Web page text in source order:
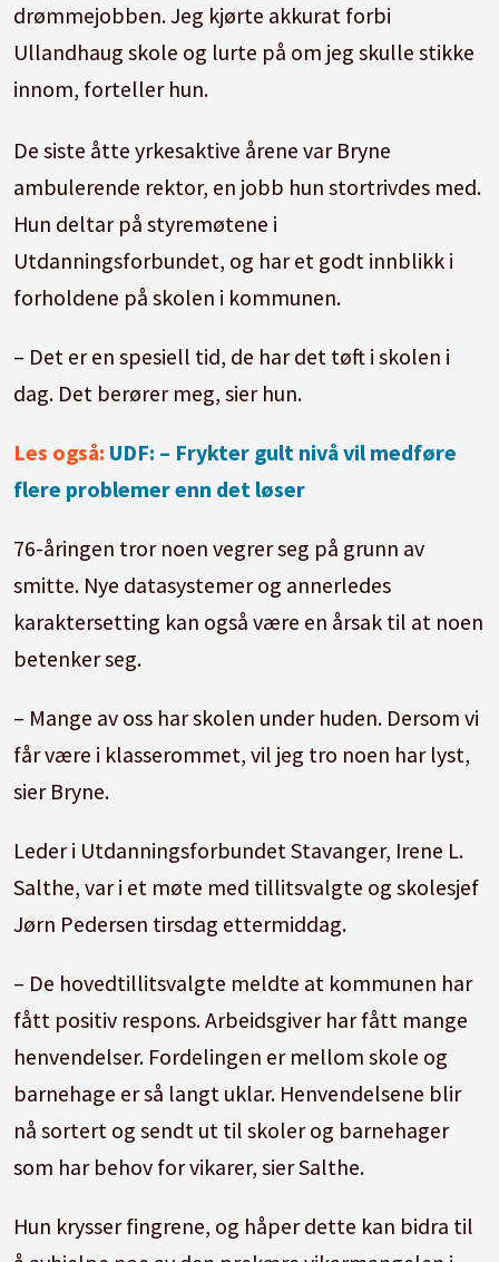
drømmejobben. Jeg kjørte akkurat forbi
Ullandhaug skole og lurte på om jeg skulle stikke
innom, forteller hun.
De siste åtte yrkesaktive årene var Bryne
ambulerende rektor, en jobb hun stortrivdes med.
Hun deltar på styremøtene i
Utdanningsforbundet, og har et godt innblikk i
forholdene på skolen i kommunen.
– Det er en spesiell tid, de har det tøft i skolen i
dag. Det berører meg, sier hun.
Les også: UDF: – Frykter gult nivå vil medføre
flere problemer enn det løser
76-åringen tror noen vegrer seg på grunn av
smitte. Nye datasystemer og annerledes
karaktersetting kan også være en årsak til at noen
betenker seg.
– Mange av oss har skolen under huden. Dersom vi
får være i klasserommet, vil jeg tro noen har lyst,
sier Bryne.
Leder i Utdanningsforbundet Stavanger, Irene L.
Salthe, var i et møte med tillitsvalgte og skolesjef
Jørn Pedersen tirsdag ettermiddag.
– De hovedtillitsvalgte meldte at kommunen har
fått positiv respons. Arbeidsgiver har fått mange
henvendelser. Fordelingen er mellom skole og
barnehage er så langt uklar. Henvendelsene blir
nå sortert og sendt ut til skoler og barnehager
som har behov for vikarer, sier Salthe.
Hun krysser fingrene, og håper dette kan bidra til